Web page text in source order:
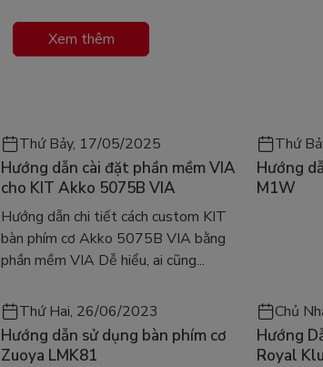
Xem thêm
Thứ Bảy, 17/05/2025
Hướng dẫn cài đặt phần mềm VIA
cho KIT Akko 5075B VIA
Hướng dẫn chi tiết cách custom KIT
bàn phím cơ Akko 5075B VIA bằng
phần mềm VIA Dễ hiểu, ai cũng...
Thứ
Hướng
M1W
Thứ Hai, 26/06/2023
Hướng dẫn sử dụng bàn phím cơ
Zuoya LMK81
Chủ
Hướng
Royal